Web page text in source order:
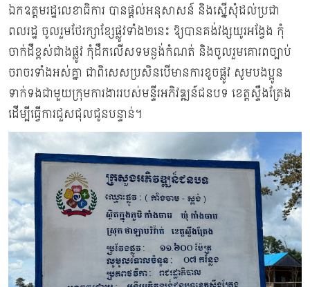
ឯកឧត្តមរដ្ឋលេខាធិការ បានផ្ដល់អនុសាសន៍ និងស្នើសុំដល់ប្រជា
ពលរដ្ឋ ចូលរួមថែរក្សាខ្សែផ្លូវទាំង២នេះ ឱ្យបានគង់វង្សយូរអង្វែង កុំ
ចាក់ដីខ្ពស់ជាងផ្លូវ កុំដឹកលើសទមន្ងង់កំណត់ និងចូលរួមគោរពច្បាប់
ចរាចរទាំងអស់គ្នា ជាពិសេសប្រសិនបើមានការខូចផ្លូវ សូមបងប្អូន
ទាក់ទងជាមួយក្រុមការងាររបស់មន្ទីរអភិវឌ្ឍន៍ជនបទ ខេត្តស្ទឹងត្រែង
ដើម្បីធ្វើការជួសជុលជូនបន្ទាន់។